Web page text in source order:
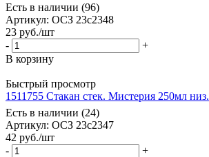
Есть в наличии (96)
Артикул: ОСЗ 23с2348
23 руб./шт
-
+
В корзину
Быстрый просмотр
1511755 Стакан стек. Мистерия 250мл низ.
Есть в наличии (24)
Артикул: ОСЗ 23с2347
42 руб./шт
-
+